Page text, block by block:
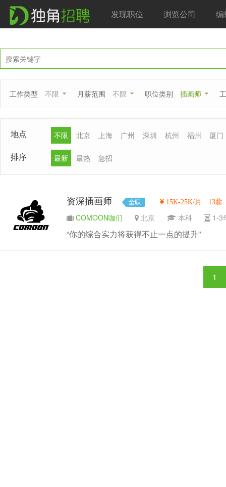
发现职位 浏览公司 编
工作类型 不限 月薪范围 不限 职位类别 插画师
地点 不限 北京 上海 广州 深圳 杭州 福州 厦门
排序 最新 最热 急招
资深插画师 15K-25K/月 · 13薪
COMOON咖们 北京 本科 1-
“你的综合实力将获得不止一点的提升”
1